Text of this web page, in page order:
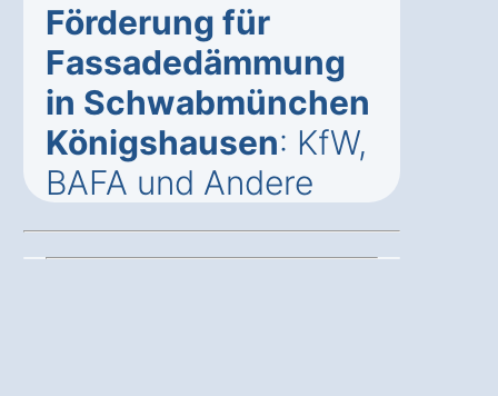
Förderung für
Fassadedämmung
in Schwabmünchen
Königshausen: KfW,
BAFA und Andere